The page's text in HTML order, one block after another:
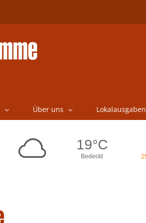
Über uns Lokalausgaben